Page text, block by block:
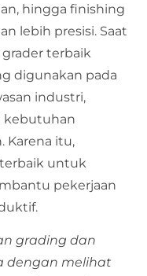
hingga finishing
lebih presisi. Saat
terbaik
digunakan pada
industri,
kebutuhan
Karena itu,
untuk
pekerjaan
grading dan
dengan melihat